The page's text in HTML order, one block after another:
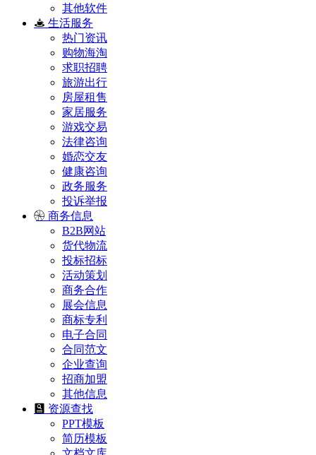
其他软件
生活服务
热门资讯
购物海淘
求职招聘
旅游出行
房屋租售
家居服务
游戏交易
法律咨询
婚恋交友
健康咨询
政务服务
投诉举报
商务信息
B2B网站
货代物流
投标招标
活动策划
商务合作
展会信息
商标专利
电子合同
合同范文
企业查询
招商加盟
其他信息
资源查找
PPT模板
简历模板